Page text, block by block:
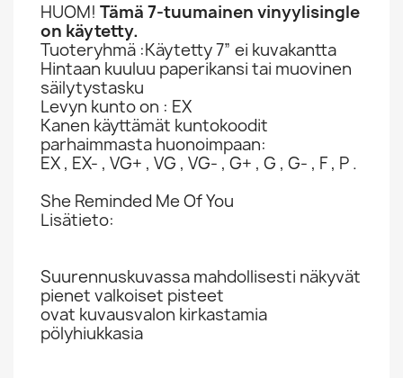
HUOM! Tämä 7-tuumainen vinyylisingle
on käytetty.
Tuoteryhmä :Käytetty 7” ei kuvakantta
Hintaan kuuluu paperikansi tai muovinen
säilytystasku
Levyn kunto on : EX
Kanen käyttämät kuntokoodit
parhaimmasta huonoimpaan:
EX , EX- , VG+ , VG , VG- , G+ , G , G- , F , P .
She Reminded Me Of You
Lisätieto:
Suurennuskuvassa mahdollisesti näkyvät
pienet valkoiset pisteet
ovat kuvausvalon kirkastamia
pölyhiukkasia